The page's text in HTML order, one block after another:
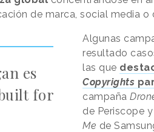
de marca, social media o
es
for
Algunas
resultado
las que
Copyrights
campaña
de Periscope
Me de